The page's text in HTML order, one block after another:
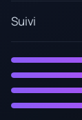
Suivi